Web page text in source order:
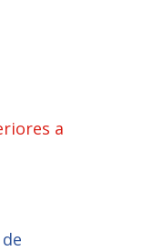
a